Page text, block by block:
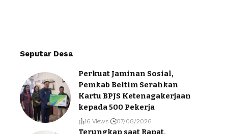
Seputar Desa
Perkuat Jaminan Sosial,
Pemkab Beltim Serahkan
Kartu BPJS Ketenagakerjaan
kepada 500 Pekerja
16 Views 07/08/2026